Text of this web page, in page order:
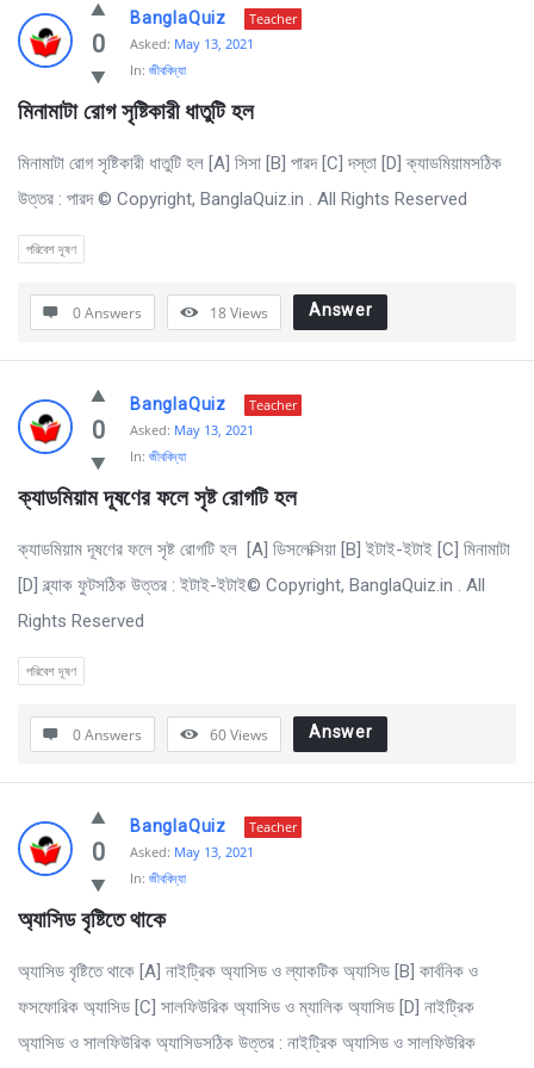
0
BanglaQuiz
Teacher
Asked: May 13, 2021
In: জীববিদ্যা
মিনামাটা রােগ সৃষ্টিকারী ধাতুটি হল
মিনামাটা রােগ সৃষ্টিকারী ধাতুটি হল [A] সিসা [B] পারদ [C] দস্তা [D] ক্যাডমিয়ামসঠিক
উত্তর : পারদ © Copyright, BanglaQuiz.in . All Rights Reserved
পরিবেশ দূষণ
0 Answers 18Views Answer
0
BanglaQuiz
Teacher
Asked: May 13, 2021
In: জীববিদ্যা
ক্যাডমিয়াম দূষণের ফলে সৃষ্ট রােগটি হল
ক্যাডমিয়াম দূষণের ফলে সৃষ্ট রােগটি হল [A] ডিসলেক্সিয়া [B] ইটাই-ইটাই [C] মিনামাটা
[D] ব্ল্যাক ফুটসঠিক উত্তর : ইটাই-ইটাই© Copyright, BanglaQuiz.in . All
Rights Reserved
পরিবেশ দূষণ
0 Answers 60Views Answer
0
BanglaQuiz
Teacher
Asked: May 13, 2021
In: জীববিদ্যা
অ্যাসিড বৃষ্টিতে থাকে
অ্যাসিড বৃষ্টিতে থাকে [A] নাইট্রিক অ্যাসিড ও ল্যাকটিক অ্যাসিড [B] কার্বনিক ও
ফসফোরিক অ্যাসিড [C] সালফিউরিক অ্যাসিড ও ম্যালিক অ্যাসিড [D] নাইট্রিক
অ্যাসিড ও সালফিউরিক অ্যাসিডসঠিক উত্তর : নাইট্রিক অ্যাসিড ও সালফিউরিক